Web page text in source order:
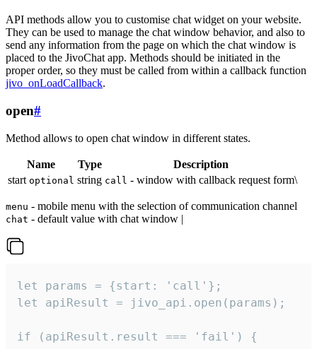
API methods allow you to customise chat widget on your website.
They can be used to manage the chat window behavior, and also to
send any information from the page on which the chat window is
placed to the JivoChat app. Methods should be initiated in the
proper order, so they must be called from within a callback function
jivo_onLoadCallback.
open#
Method allows to open chat window in different states.
Name Type
Description
start optional string call - window with callback request form\
menu - mobile menu with the selection of communication channel
chat - default value with chat window |
let params = {start: 'call'};
let apiResult = jivo_api.open(params);
if (apiResult.result === 'fail') {